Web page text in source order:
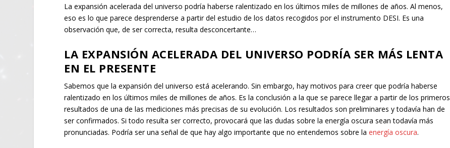
La expansión acelerada del universo podría haberse ralentizado en los últimos miles de millones de años. Al menos,
eso es lo que parece desprenderse a partir del estudio de los datos recogidos por el instrumento DESI. Es una
observación que, de ser correcta, resulta desconcertante…
LA EXPANSIÓN ACELERADA DEL UNIVERSO PODRÍA SER MÁS LENTA
EN EL PRESENTE
Sabemos que la expansión del universo está acelerando. Sin embargo, hay motivos para creer que podría haberse
ralentizado en los últimos miles de millones de años. Es la conclusión a la que se parece llegar a partir de los primeros
resultados de una de las mediciones más precisas de su evolución. Los resultados son preliminares y todavía han de
ser confirmados. Si todo resulta ser correcto, provocará que las dudas sobre la energía oscura sean todavía más
pronunciadas. Podría ser una señal de que hay algo importante que no entendemos sobre laenergía oscura.